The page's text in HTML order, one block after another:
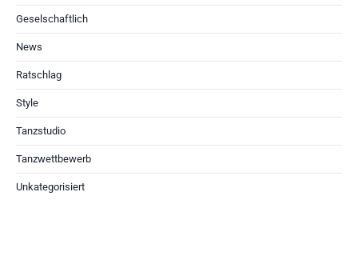
Geselschaftlich
News
Ratschlag
Style
Tanzstudio
Tanzwettbewerb
Unkategorisiert